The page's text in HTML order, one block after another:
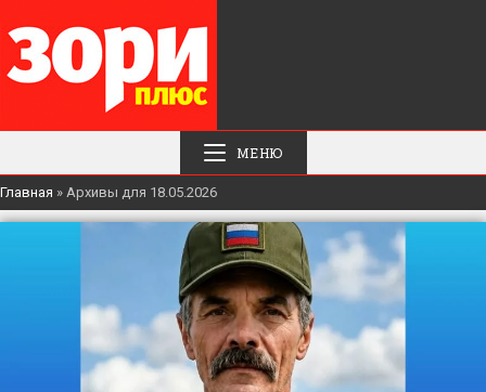
МЕНЮ
Главная » Архивы для 18.05.2026